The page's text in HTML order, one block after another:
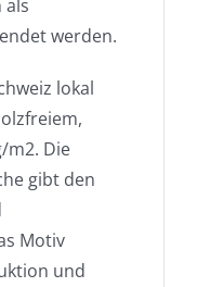
als
werden.
lokal
m2. Die
gibt den
Motiv
und